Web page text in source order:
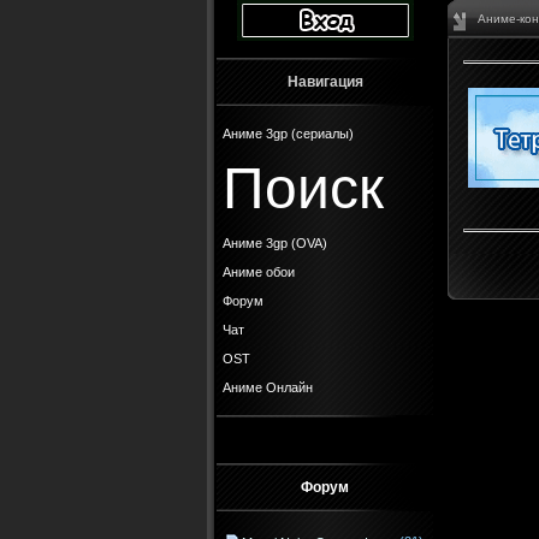
Навигация
Аниме 3gp (сериалы)
Поиск
Аниме 3gp (OVA)
Аниме обои
Форум
Чат
OST
Аниме Онлайн
Форум
Аниме-